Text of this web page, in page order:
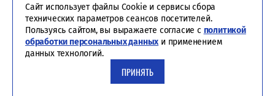
ПОЛИТИКА КОНФИДЕНЦИАЛЬНОСТИ
Сайт использует файлы Cookie и сервисы сбора
технических параметров сеансов посетителей.
Пользуясь сайтом, вы выражаете согласие с политикой
обработки персональных данных и применением
данных технологий.
ПРИНЯТЬ